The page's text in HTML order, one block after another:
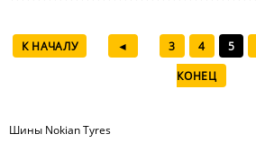
К НАЧАЛУ ◄ 3 4 5
КОНЕЦ
Шины Nokian Tyres